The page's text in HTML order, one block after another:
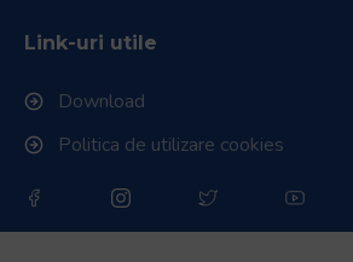
Link-uri utile
Download
Politica de utilizare cookies